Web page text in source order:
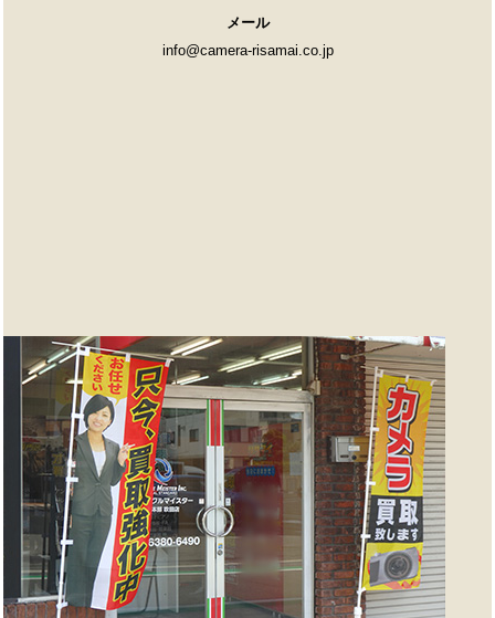
メール
info@camera-risamai.co.jp